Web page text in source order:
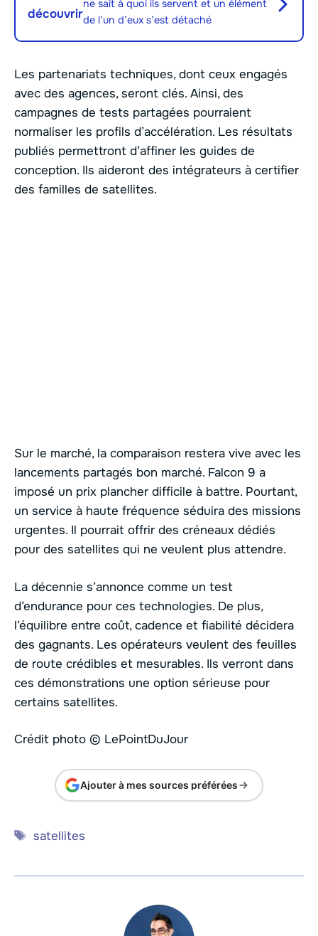
découvrir
ne sait à quoi ils servent et un élément
de l’un d’eux s’est détaché
Les partenariats techniques, dont ceux engagés
avec des agences, seront clés. Ainsi, des
campagnes de tests partagées pourraient
normaliser les profils d’accélération. Les résultats
publiés permettront d’affiner les guides de
conception. Ils aideront des intégrateurs à certifier
des familles de satellites.
Sur le marché, la comparaison restera vive avec les
lancements partagés bon marché. Falcon 9 a
imposé un prix plancher difficile à battre. Pourtant,
un service à haute fréquence séduira des missions
urgentes. Il pourrait offrir des créneaux dédiés
pour des satellites qui ne veulent plus attendre.
La décennie s’annonce comme un test
d’endurance pour ces technologies. De plus,
l’équilibre entre coût, cadence et fiabilité décidera
des gagnants. Les opérateurs veulent des feuilles
de route crédibles et mesurables. Ils verront dans
ces démonstrations une option sérieuse pour
certains satellites.
Crédit photo © LePointDuJour
Ajouter à mes sources préférées
Étiquettes
satellites